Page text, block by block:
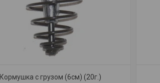
Кормушка с грузом (6см) (20г.)